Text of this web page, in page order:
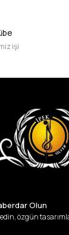
işi
Olun
özgün